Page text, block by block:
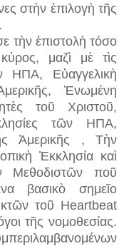
στὴν ἐπιλογὴ τῆς
τὴν ἐπιστολὴ τόσο
μαζὶ μὲ τὶς
ΗΠΑ, Εὐαγγελικὴ
Ἑνωμένη
τοῦ Χριστοῦ,
τῶν ΗΠΑ,
Ἀμερικῆς , Τὴν
Ἐκκλησία καὶ
Μεθοδιστῶν ποῦ
βασικὸ σημεῖο
τοῦ Heartbeat
τῆς νομοθεσίας.